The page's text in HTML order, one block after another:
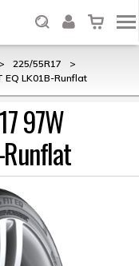
> 225/55R17
>
EQ LK01B-Runflat
97W
Runflat